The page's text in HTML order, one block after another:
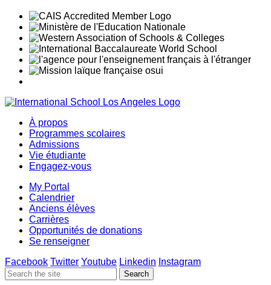
À propos
Programmes scolaires
Admissions
Vie étudiante
Engagez-vous
My Portal
Calendrier
Anciens élèves
Carrières
Opportunités de donations
Se renseigner
Facebook Twitter Youtube Linkedin Instagram
Search
for:
Search